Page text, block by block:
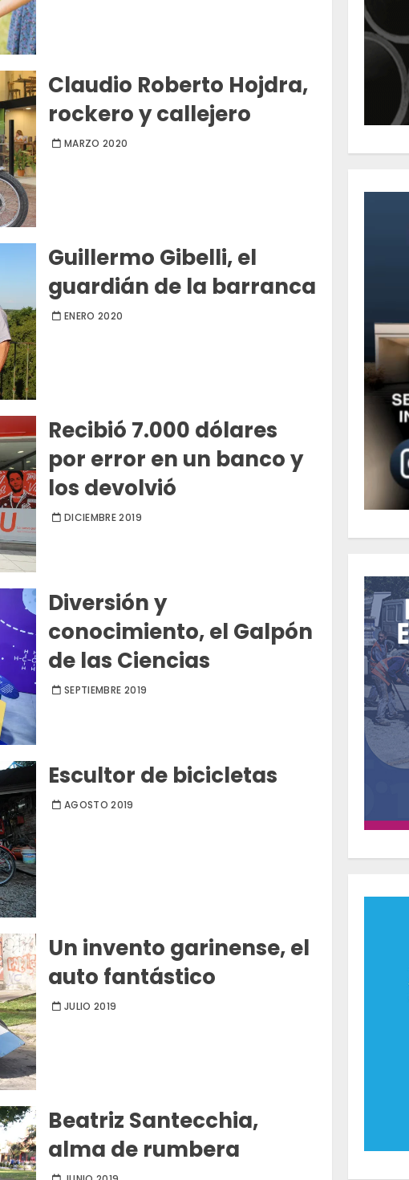
Claudio Roberto Hojdra,
rockero y callejero
MARZO 2020
Guillermo Gibelli, el
guardián de la barranca
ENERO 2020
Recibió 7.000 dólares
por error en un banco y
los devolvió
DICIEMBRE 2019
Diversión y
conocimiento, el Galpón
de las Ciencias
SEPTIEMBRE 2019
Escultor de bicicletas
AGOSTO 2019
Un invento garinense, el
auto fantástico
JULIO 2019
Beatriz Santecchia,
alma de rumbera